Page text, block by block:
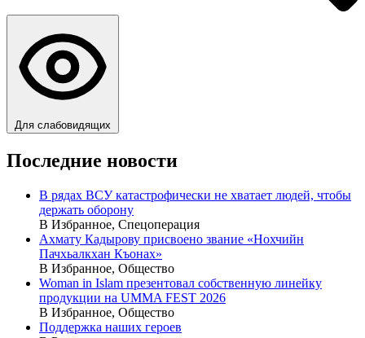
Для слабовидящих
Последние новости
В рядах ВСУ катастрофически не хватает людей, чтобы
держать оборону
В Избранное, Спецоперация
Ахмату Кадырову присвоено звание «Нохчийн
Пачхьалкхан Къонах»
В Избранное, Общество
Woman in Islam презентовал собственную линейку
продукции на UMMA FEST 2026
В Избранное, Общество
Поддержка наших героев